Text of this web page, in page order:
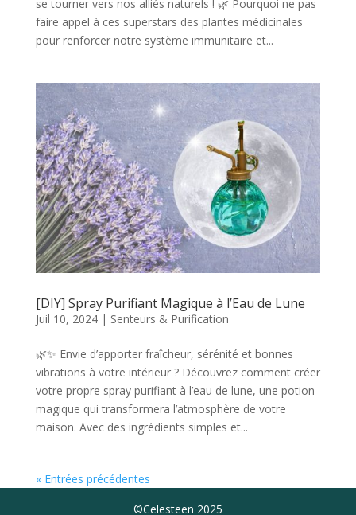
se tourner vers nos alliés naturels ! 🌿 Pourquoi ne pas
faire appel à ces superstars des plantes médicinales
pour renforcer notre système immunitaire et...
[DIY] Spray Purifiant Magique à l’Eau de Lune
Juil 10, 2024| Senteurs & Purification
🌿✨ Envie d’apporter fraîcheur, sérénité et bonnes
vibrations à votre intérieur ? Découvrez comment créer
votre propre spray purifiant à l’eau de lune, une potion
magique qui transformera l’atmosphère de votre
maison. Avec des ingrédients simples et...
« Entrées précédentes
©Celesteen 2025